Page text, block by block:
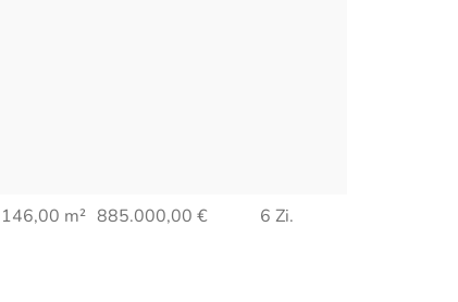
146,00 m² 885.000,00 € 6 Zi.